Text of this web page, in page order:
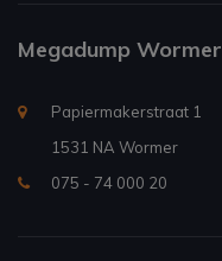
Megadump Wormer
Papiermakerstraat 1
1531 NA Wormer
075 - 74 000 20